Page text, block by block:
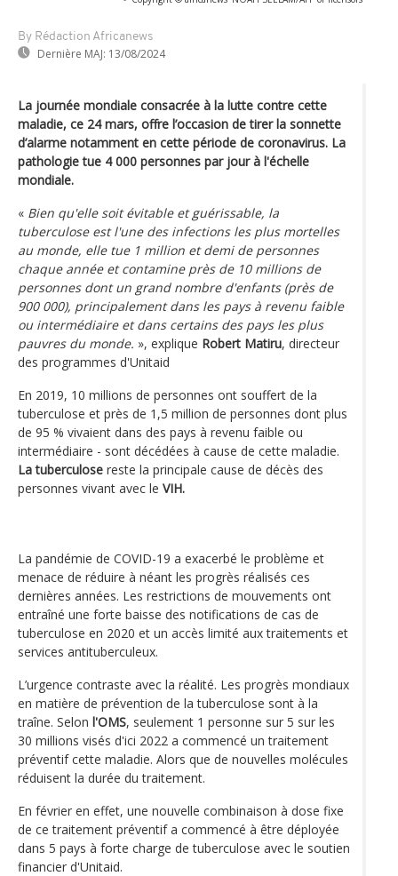
By Rédaction Africanews
Dernière MAJ: 13/08/2024
La journée mondiale consacrée à la lutte contre cette
maladie, ce 24 mars, offre l’occasion de tirer la sonnette
d’alarme notamment en cette période de coronavirus. La
pathologie tue 4 000 personnes par jour à l'échelle
mondiale.
« Bien qu'elle soit évitable et guérissable, la
tuberculose est l'une des infections les plus mortelles
au monde, elle tue 1 million et demi de personnes
chaque année et contamine près de 10 millions de
personnes dont un grand nombre d'enfants (près de
900 000), principalement dans les pays à revenu faible
ou intermédiaire et dans certains des pays les plus
pauvres du monde. », explique Robert Matiru, directeur
des programmes d'Unitaid
En 2019, 10 millions de personnes ont souffert de la
tuberculose et près de 1,5 million de personnes dont plus
de 95 % vivaient dans des pays à revenu faible ou
intermédiaire - sont décédées à cause de cette maladie.
La tuberculose reste la principale cause de décès des
personnes vivant avec le VIH.
La pandémie de COVID-19 a exacerbé le problème et
menace de réduire à néant les progrès réalisés ces
dernières années. Les restrictions de mouvements ont
entraîné une forte baisse des notifications de cas de
tuberculose en 2020 et un accès limité aux traitements et
services antituberculeux.
L’urgence contraste avec la réalité. Les progrès mondiaux
en matière de prévention de la tuberculose sont à la
traîne. Selon l'OMS, seulement 1 personne sur 5 sur les
30 millions visés d'ici 2022 a commencé un traitement
préventif cette maladie. Alors que de nouvelles molécules
réduisent la durée du traitement.
En février en effet, une nouvelle combinaison à dose fixe
de ce traitement préventif a commencé à être déployée
dans 5 pays à forte charge de tuberculose avec le soutien
financier d'Unitaid.